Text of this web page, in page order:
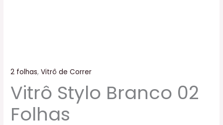
2 folhas,Vitrô de Correr
Vitrô Stylo Branco 02
Folhas